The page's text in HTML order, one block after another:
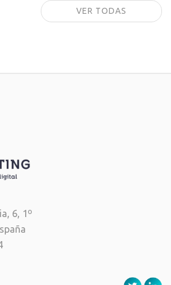
VER TODAS
6, 1º